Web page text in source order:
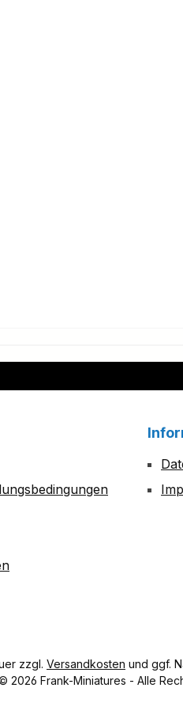
zzgl. Versandkosten und ggf.
2026 Frank-Miniatures - Alle